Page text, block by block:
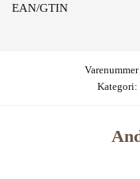
EAN/GTIN
Kategori: